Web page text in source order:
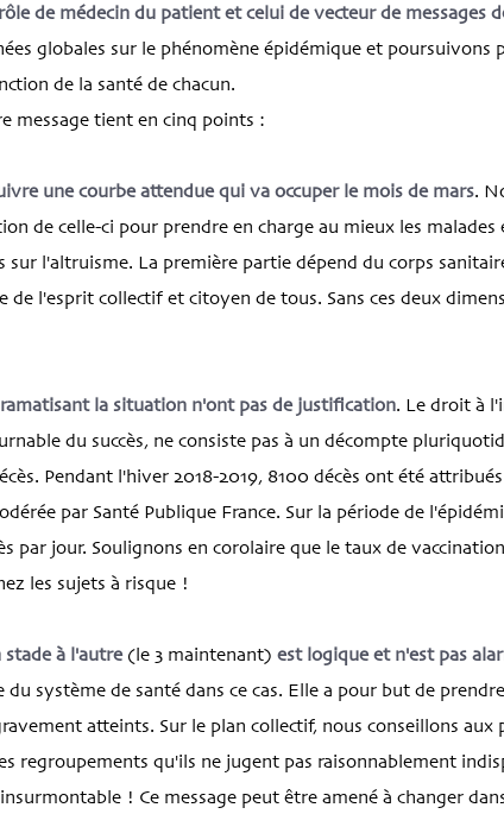
de médecin du patient et celui de vecteur de messages
globales sur le phénomène épidémique et poursuivons
de la santé de chacun.
message tient en cinq points :
une courbe attendue qui va occuper le mois de mars.
de celle-ci pour prendre en charge au mieux les
sur l'altruisme. La première partie dépend du corps
l'esprit collectif et citoyen de tous. Sans ces deux
la situation n'ont pas de justification. Le droit à
du succès, ne consiste pas à un décompte
Pendant l'hiver 2018-2019, 8100 décès ont été
par Santé Publique France. Sur la période de
par jour. Soulignons en corolaire que le taux de
les sujets à risque !
stade à l'autre(le 3 maintenant) est logique et n'est pas
système de santé dans ce cas. Elle a pour but de
atteints. Sur le plan collectif, nous conseillons
regroupements qu'ils ne jugent pas raisonnablement
! Ce message peut être amené à changer